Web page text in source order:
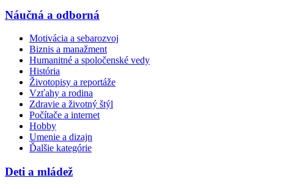
Náučná a odborná
Motivácia a sebarozvoj
Biznis a manažment
Humanitné a spoločenské vedy
História
Životopisy a reportáže
Vzťahy a rodina
Zdravie a životný štýl
Počítače a internet
Hobby
Umenie a dizajn
Ďalšie kategórie
Deti a mládež